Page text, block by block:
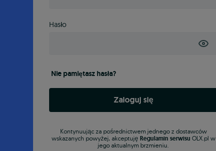
Hasło
Nie pamiętasz hasła?
Zaloguj się
Kontynuując za pośrednictwem jednego z dostawców
wskazanych powyżej, akceptuję Regulamin serwisu OLX.pl w
jego aktualnym brzmieniu.